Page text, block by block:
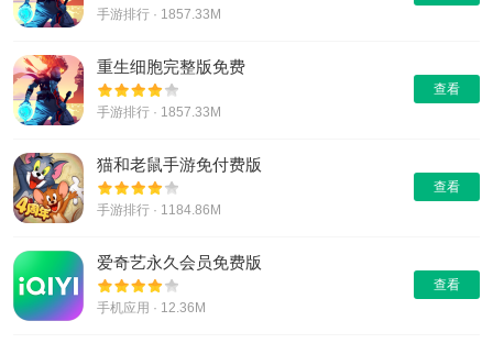
手游排行 · 1857.33M
重生细胞完整版免费
手游排行 · 1857.33M
查看
猫和老鼠手游免付费版
手游排行 · 1184.86M
查看
爱奇艺永久会员免费版
手机应用 · 12.36M
查看